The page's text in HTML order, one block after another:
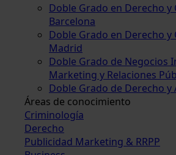
Doble Grado en Derecho
Barcelona
Doble Grado en Derecho
Madrid
Doble Grado de Negocios
Marketing y Relaciones
Doble Grado de Derecho y
Áreas de conocimiento
Criminología
Derecho
Publicidad Marketing & RRPP